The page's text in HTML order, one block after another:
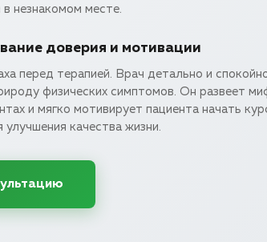
незнакомом месте.
доверия и мотивации
перед терапией. Врач детально и
физических симптомов. Он развеет
и мягко мотивирует пациента начать
улучшения качества жизни.